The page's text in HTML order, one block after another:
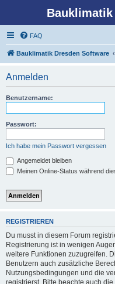
Bauklimatik
FAQ
Bauklimatik Dresden Software
Anmelden
Benutzername:
Passwort:
Ich habe mein Passwort vergessen
Angemeldet bleiben
Meinen Online-Status während
REGISTRIEREN
Du musst in diesem Forum
Registrierung ist in wenigen
weitere Funktionen zuzugreifen.
Benutzern auch zusätzliche
Nutzungsbedingungen und die
registrierst. Bitte beachte auch